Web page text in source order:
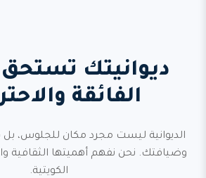
ديوانيتك تستحق
الفائقة
الديوانية ليست مجرد مكان للجلوس،
وضيافتك. نحن نفهم أهميتها الثقافية
الكويتية.